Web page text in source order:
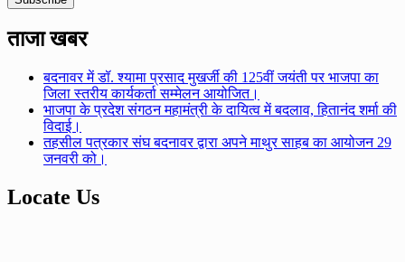
ताजा खबर
बदनावर में डॉ. श्यामा प्रसाद मुखर्जी की 125वीं जयंती पर भाजपा का
जिला स्तरीय कार्यकर्ता सम्मेलन आयोजित।
भाजपा के प्रदेश संगठन महामंत्री के दायित्व में बदलाव, हितानंद शर्मा की
विदाई।
तहसील पत्रकार संघ बदनावर द्वारा अपने माथुर साहब का आयोजन 29
जनवरी को।
Locate Us